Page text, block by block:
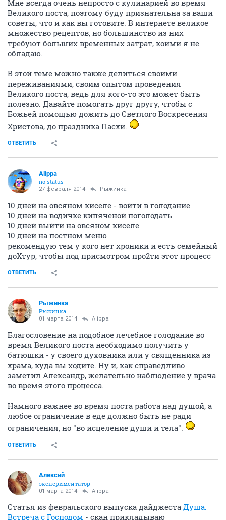
Мне всегда очень непросто с кулинарией во время
Великого поста, поэтому буду признательна за ваши
советы, что и как вы готовите. В интернете великое
множество рецептов, но большинство из них
требуют больших временных затрат, коими я не
обладаю.
В этой теме можно также делиться своими
переживаниями, своим опытом проведения
Великого поста, ведь для кого-то это может быть
полезно. Давайте помогать друг другу, чтобы с
Божьей помощью дожить до Светлого Воскресения
Христова, до праздника Пасхи.
ОТВЕТИТЬ
Alippa
no status
27 февраля 2014 Рыжинка
10 дней на овсяном киселе - войти в голодание
10 дней на водичке кипяченой поголодать
10 дней выйти на овсяном киселе
10 дней на постном меню
рекомендую тем у кого нет хроники и есть семейный
доХтур, чтобы под присмотром про2ти этот процесс
ОТВЕТИТЬ
Рыжинка
Рыжинка
01 марта 2014 Alippa
Благословение на подобное лечебное голодание во
время Великого поста необходимо получить у
батюшки - у своего духовника или у священника из
храма, куда вы ходите. Ну и, как справедливо
заметил Александр, желательно наблюдение у врача
во время этого процесса.
Намного важнее во время поста работа над душой, а
любое ограничение в еде должно быть не ради
ограничения, но "во исцеление души и тела".
ОТВЕТИТЬ
Алексий
экспериментатор
01 марта 2014 Alippa
Статья из февральского выпуска дайджеста Душа.
Встреча с Господом - скан прикладываю